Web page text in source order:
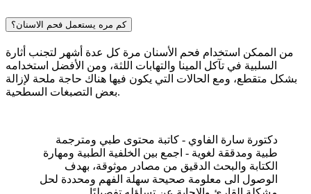
كم مره يستعمل فحم الاسنان؟
من الممكن استخدام فحم الأسنان مرة كل عدة أشهر لتجنب أثارة
السلبية في تآكل المينا والتهابات اللثة، ومن الأفضل استخدامه
بشكل متقطع، ومع الحالات التي يكون فيها هناك حاجة ملحة لإزالة
بعض التصبغات السطحية.
دكتورة سارة الفاوي - كاتبة محتوى طبي ومترجمة
طبية ومدققة لغوية - اجمع بين الخلفية الطبية ومهارة
الكتابة والبحث الدقيق من مصادر موثوقة، بهدف
الوصول الى معلومة صحيحة سهلة الفهم ومحددة لحل